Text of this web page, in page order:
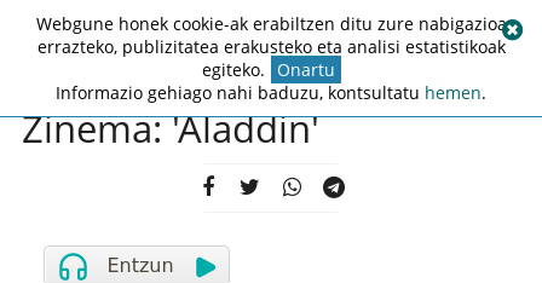
Zinema: 'Aladdin'
Webgune honek cookie-ak erabiltzen ditu zure nabigazioa
errazteko, publizitatea erakusteko eta analisi estatistikoak
egiteko. Onartu
Informazio gehiago nahi baduzu, kontsultatu hemen.